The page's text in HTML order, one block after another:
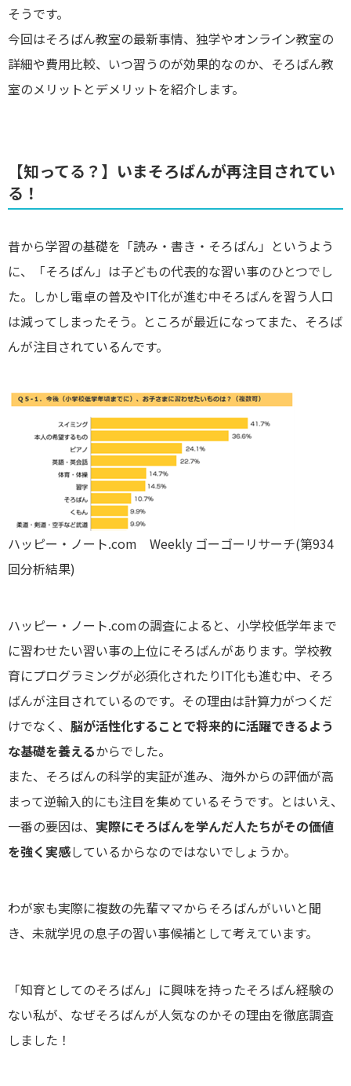
そうです。
今回はそろばん教室の最新事情、独学やオンライン教室の
詳細や費用比較、いつ習うのが効果的なのか、そろばん教
室のメリットとデメリットを紹介します。
【知ってる？】いまそろばんが再注目されてい
る！
昔から学習の基礎を「読み・書き・そろばん」というよう
に、「そろばん」は子どもの代表的な習い事のひとつでし
た。しかし電卓の普及やIT化が進む中そろばんを習う人口
は減ってしまったそう。ところが最近になってまた、そろば
んが注目されているんです。
ハッピー・ノート.com Weekly ゴーゴーリサーチ(第934
回分析結果)
ハッピー・ノート.comの調査によると、小学校低学年まで
に習わせたい習い事の上位にそろばんがあります。学校教
育にプログラミングが必須化されたりIT化も進む中、そろ
ばんが注目されているのです。その理由は計算力がつくだ
けでなく、 脳が活性化することで将来的に活躍できるよう
な基礎を養えるからでした。
また、そろばんの科学的実証が進み、海外からの評価が高
まって逆輸入的にも注目を集めているそうです。とはいえ、
一番の要因は、 実際にそろばんを学んだ人たちがその価値
を強く実感しているからなのではないでしょうか。
わが家も実際に複数の先輩ママからそろばんがいいと聞
き、未就学児の息子の習い事候補として考えています。
「知育としてのそろばん」に興味を持ったそろばん経験の
ない私が、なぜそろばんが人気なのかその理由を徹底調査
しました！